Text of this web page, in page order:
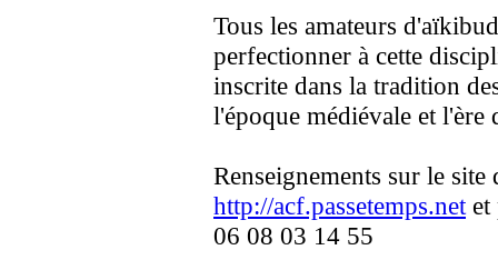
Tous les amateurs
perfectionner à cette
inscrite dans la tradition
l'époque médiévale et l'ère
Renseignements sur le
http://acf.passetemps.net et
06 08 03 14 55